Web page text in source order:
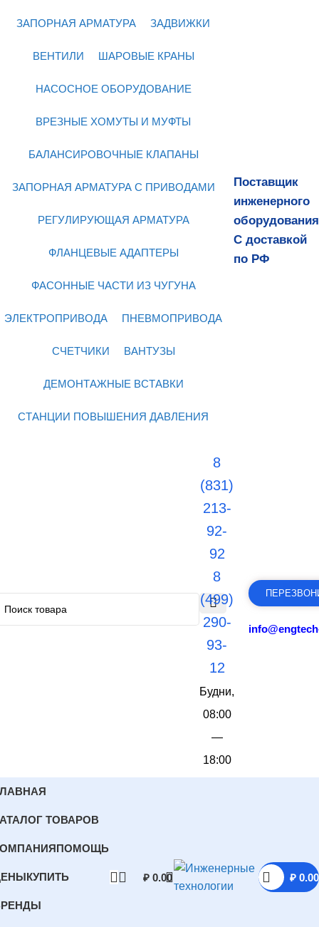
ЗАПОРНАЯ АРМАТУРА ЗАДВИЖКИ
ВЕНТИЛИ ШАРОВЫЕ КРАНЫ
НАСОСНОЕ ОБОРУДОВАНИЕ
ВРЕЗНЫЕ ХОМУТЫ И МУФТЫ
БАЛАНСИРОВОЧНЫЕ КЛАПАНЫ
ЗАПОРНАЯ АРМАТУРА С ПРИВОДАМИ
РЕГУЛИРУЮЩАЯ АРМАТУРА
ФЛАНЦЕВЫЕ АДАПТЕРЫ
ФАСОННЫЕ ЧАСТИ ИЗ ЧУГУНА
ЭЛЕКТРОПРИВОДА ПНЕВМОПРИВОДА
СЧЕТЧИКИ ВАНТУЗЫ
ДЕМОНТАЖНЫЕ ВСТАВКИ
СТАНЦИИ ПОВЫШЕНИЯ ДАВЛЕНИЯ
Поставщик
инженерного
оборудования
С доставкой
по РФ
8
(831)
213-
92-
92
8
(499)
290-
93-
12
Будни,
08:00
—
18:00
ТОВАРОВ
ПОМОЩЬ
КУПИТЬ ₽ 0.00 ₽ 0.00